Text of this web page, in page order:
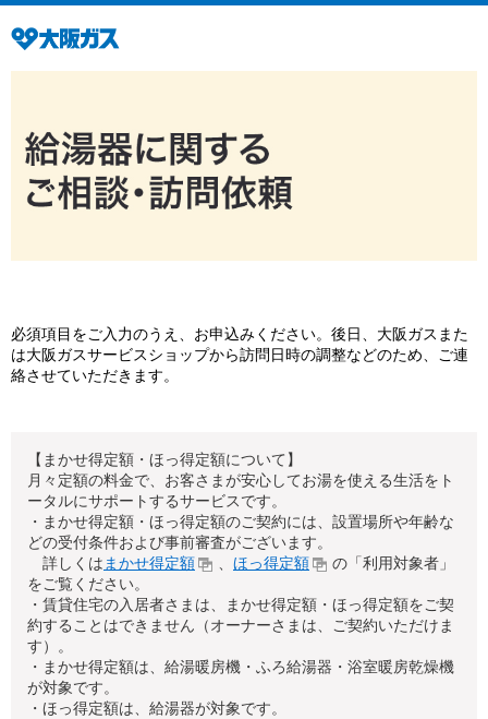
必須項目をご入力のうえ、お申込みください。後日、大阪ガスまた
は大阪ガスサービスショップから訪問日時の調整などのため、ご連
絡させていただきます。
【まかせ得定額・ほっ得定額について】
月々定額の料金で、お客さまが安心してお湯を使える生活をト
ータルにサポートするサービスです。
・まかせ得定額・ほっ得定額のご契約には、設置場所や年齢な
どの受付条件および事前審査がございます。
詳しくは まかせ得定額 ほっ得定額
の「利用対象者」
をご覧ください。
・賃貸住宅の入居者さまは、まかせ得定額・ほっ得定額をご契
約することはできません（オーナーさまは、ご契約いただけま
す）。
・まかせ得定額は、給湯暖房機・ふろ給湯器・浴室暖房乾燥機
が対象です。
・ほっ得定額は、給湯器が対象です。